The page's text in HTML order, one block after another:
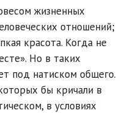
жизненных
отношений;
красота. Когда не
Но в таких
под натиском общего.
бы кричали в
в условиях